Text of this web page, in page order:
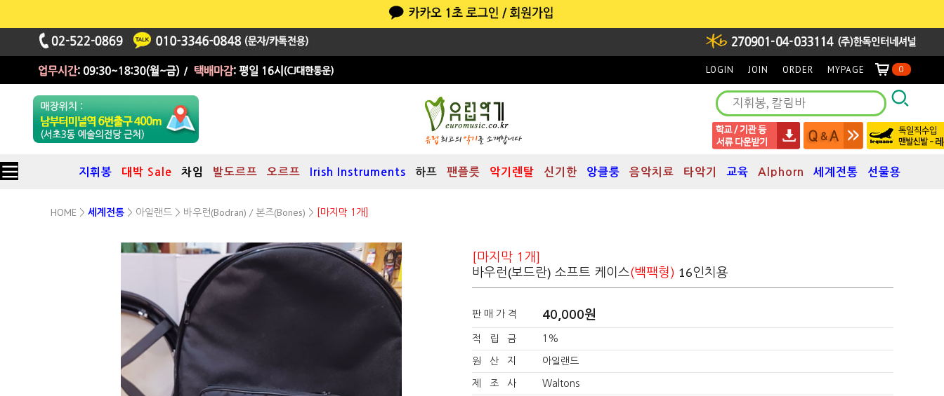
LOGIN JOIN ORDER MYPAGE 0
지휘봉 대박 Sale 차임 발도르프 오르프 Irish Instruments 하프 팬플릇 악기렌탈 신기한 앙클룽 음악치료 타악기 교육 Alphorn 세계전통 선물용
HOME > 세계전통 > 아일랜드 > 바우런(Bodran) / 본즈(Bones) > [마지막 1개]
바우런(보드란) 소프트 케이스(백팩형)16인치용
[마지막 1개]
바우런(보드란) 소프트 케이스(백팩형) 16인치용
판 매 가 격 40,000원
적 립 금 1%
원 산 지 아일랜드
제 조 사 Waltons